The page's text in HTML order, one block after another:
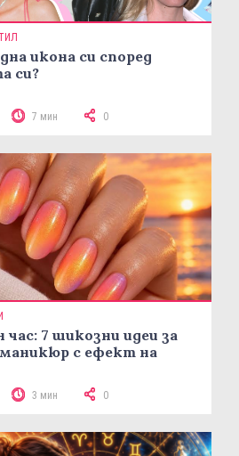
икона си според
си?
7 мин 0
час: 7 шикозни идеи за
с ефект на
3 мин 0